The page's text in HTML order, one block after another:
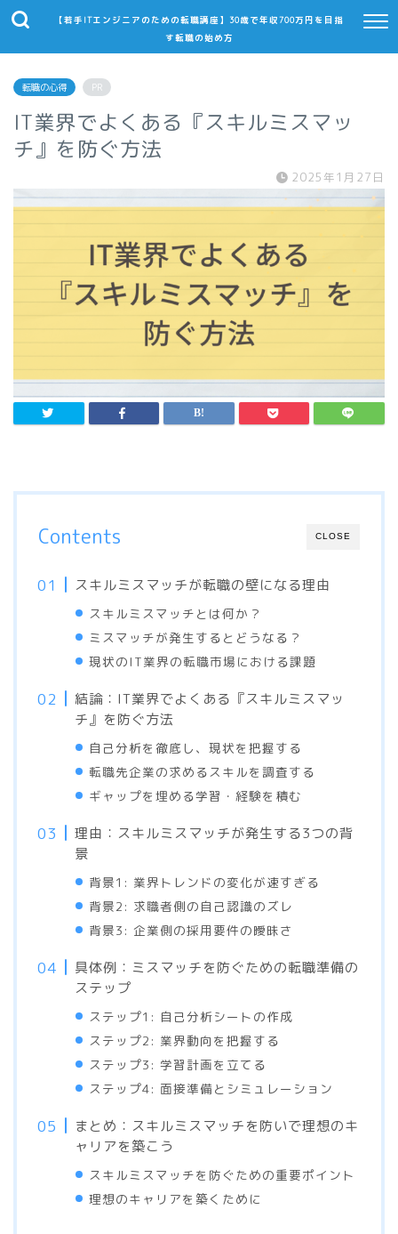
【若手ITエンジニアのための転職講座】30歳で年収700万円を目指
す転職の始め方
転職の心得 PR
IT業界でよくある『スキルミスマッ
チ』を防ぐ方法
2025年1月27日
CLOSE
Contents
スキルミスマッチが転職の壁になる理由
スキルミスマッチとは何か？
ミスマッチが発生するとどうなる？
現状のIT業界の転職市場における課題
結論：IT業界でよくある『スキルミスマッ
チ』を防ぐ方法
自己分析を徹底し、現状を把握する
転職先企業の求めるスキルを調査する
ギャップを埋める学習・経験を積む
理由：スキルミスマッチが発生する3つの背
景
背景1: 業界トレンドの変化が速すぎる
背景2: 求職者側の自己認識のズレ
背景3: 企業側の採用要件の曖昧さ
具体例：ミスマッチを防ぐための転職準備の
ステップ
ステップ1: 自己分析シートの作成
ステップ2: 業界動向を把握する
ステップ3: 学習計画を立てる
ステップ4: 面接準備とシミュレーション
まとめ：スキルミスマッチを防いで理想のキ
ャリアを築こう
スキルミスマッチを防ぐための重要ポイント
理想のキャリアを築くために